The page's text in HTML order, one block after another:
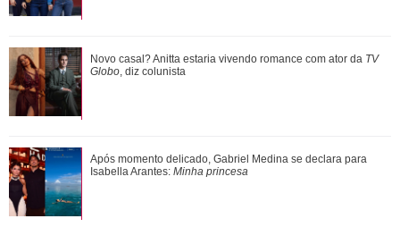
Meghan Markle revela detalhes sobre primeiro dia de aula
da Princesa Lilibet
Novo casal? Anitta estaria vivendo romance com ator da TV
Globo , diz colunista
Após momento delicado, Gabriel Medina se declara para
Isabella Arantes: Minha princesa